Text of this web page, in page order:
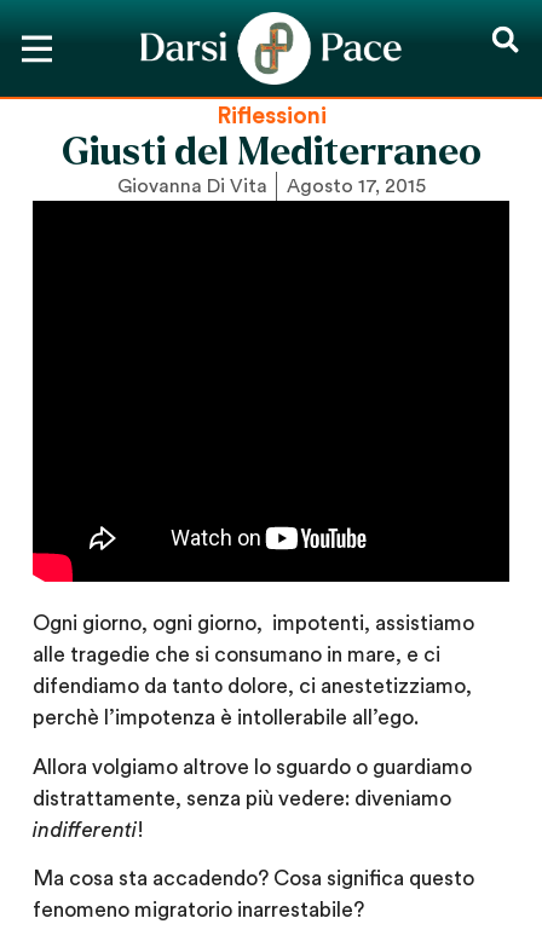
Riflessioni
Giusti del Mediterraneo
Giovanna Di Vita Agosto 17, 2015
Ogni giorno, ogni giorno, impotenti, assistiamo
alle tragedie che si consumano in mare, e ci
difendiamo da tanto dolore, ci anestetizziamo,
perchè l’impotenza è intollerabile all’ego.
Allora volgiamo altrove lo sguardo o guardiamo
distrattamente, senza più vedere: diveniamo
indifferenti!
Ma cosa sta accadendo? Cosa significa questo
fenomeno migratorio inarrestabile?